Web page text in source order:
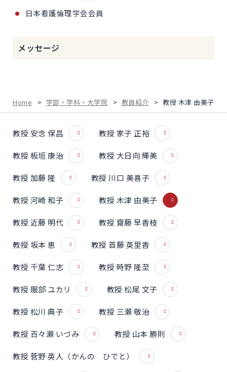
日本看護倫理学会会員
メッセージ
Home > 学部・学科・大学院 > 教員紹介 > 教授 木津 由美子
教授 安念 保昌 教授 家子 正裕
教授 板垣 康治 教授 大日向 輝美
教授 加藤 隆 教授 川口 美喜子
教授 河崎 和子 教授 木津 由美子
教授 近藤 明代 教授 齋藤 早香枝
教授 坂本 恵 教授 首藤 英里香
教授 千葉 仁志 教授 時野 隆至
教授 服部 ユカリ 教授 松尾 文子
教授 松川 典子 教授 三瀬 敬治
教授 百々瀬 いづみ 教授 山本 勝則
教授 菅野 英人（かんの ひでと）